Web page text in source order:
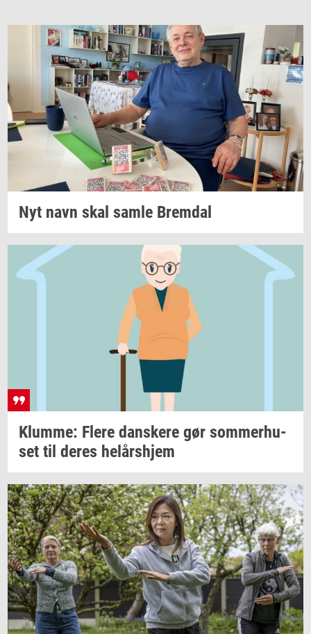
Nyt navn skal samle Brem­dal
Klum­me: Flere dan­ske­re gør som­mer­hu­
set til deres helårs­hjem